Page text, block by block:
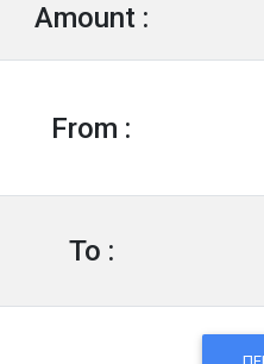
Amount :
From :
To :